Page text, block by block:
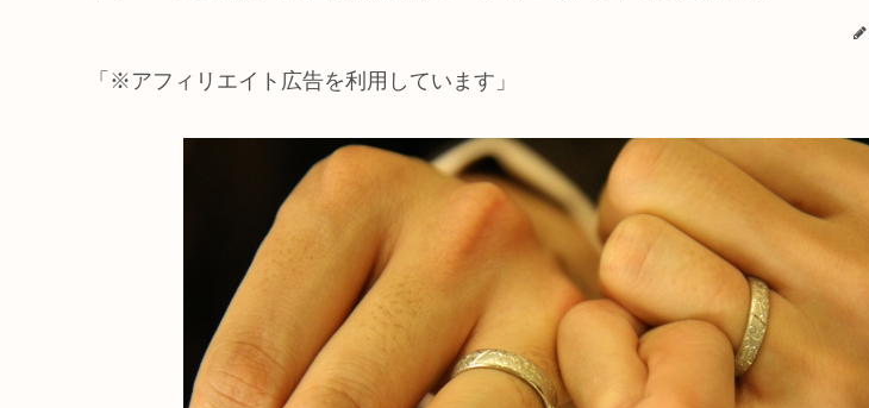
「※アフィリエイト広告を利用しています」